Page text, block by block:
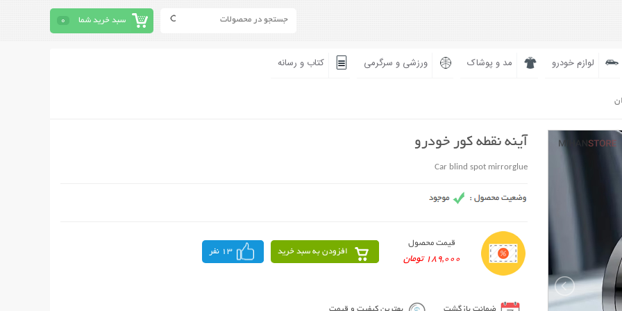
سبد خرید شما 0
لوازم خودرو مد و پوشاک ورزشی و سرگرمی کتاب و رسانه
آینه نقطه کور خودرو
Car blind spot mirrorglue
قیمت محصول
189,000 تومان
افزودن به سبد خرید 13 نفر